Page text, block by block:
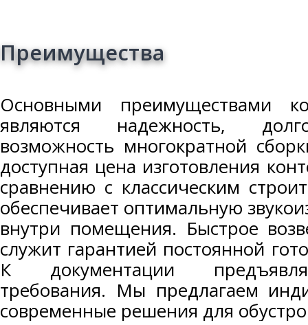
Преимущества
Основными преимуществами
являются надежность,
возможность многократной
доступная цена изготовления
сравнению с классическим
обеспечивает оптимальную
внутри помещения. Быстрое
служит гарантией постоянной
К документации
требования. Мы предлагаем
современные решения для